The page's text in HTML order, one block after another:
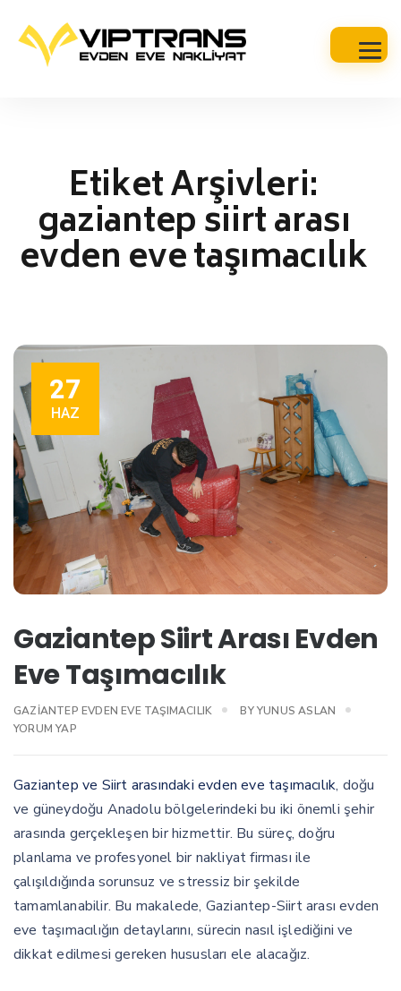
Etiket Arşivleri:
gaziantep siirt arası
evden eve taşımacılık
27
HAZ
Gaziantep Siirt Arası Evden
Eve Taşımacılık
GAZIANTEP EVDEN EVE TAŞIMACILIK BYYUNUS ASLAN
YORUM YAP
Gaziantep ve Siirt arasındaki evden eve taşımacılık, doğu
ve güneydoğu Anadolu bölgelerindeki bu iki önemli şehir
arasında gerçekleşen bir hizmettir. Bu süreç, doğru
planlama ve profesyonel bir nakliyat firması ile
çalışıldığında sorunsuz ve stressiz bir şekilde
tamamlanabilir. Bu makalede, Gaziantep-Siirt arası evden
eve taşımacılığın detaylarını, sürecin nasıl işlediğini ve
dikkat edilmesi gereken hususları ele alacağız.